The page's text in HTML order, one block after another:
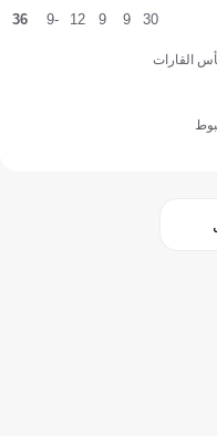
30
9
9
12
-9
36
القارات